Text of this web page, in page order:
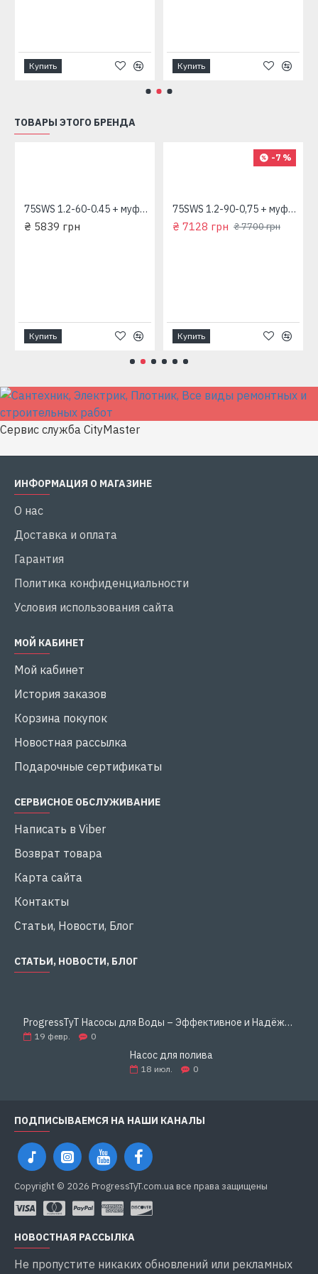
Купить Купить
ТОВАРЫ ЭТОГО БРЕНДА
75SWS 1.2-60-0.45 + муфта "Насосы плюс Оборудование"
₴ 5839 грн
Купить
-7 %
75SWS 1.2-90-0,75 + муфта "Насосы плюс Оборудование"
₴ 7128 грн ₴ 7700 грн
Купить
Сервис служба CityMaster
ИНФОРМАЦИЯ О МАГАЗИНЕ
О нас
Доставка и оплата
Гарантия
Политика конфиденциальности
Условия использования сайта
МОЙ КАБИНЕТ
Мой кабинет
История заказов
Корзина покупок
Новостная рассылка
Подарочные сертификаты
СЕРВИСНОЕ ОБСЛУЖИВАНИЕ
Написать в Viber
Возврат товара
Карта сайта
Контакты
Статьи, Новости, Блог
СТАТЬИ, НОВОСТИ, БЛОГ
ProgressTyT Насосы для Воды – Эффективное и Надёжное Решение для Дома и Бизнеса
19 февр. 0
Насос для полива
18 июл. 0
ПОДПИСЫВАЕМСЯ НА НАШИ КАНАЛЫ
Copyright © 2026 ProgressTyT.com.ua все права защищены
НОВОСТНАЯ РАССЫЛКА
Не пропустите никаких обновлений или рекламных